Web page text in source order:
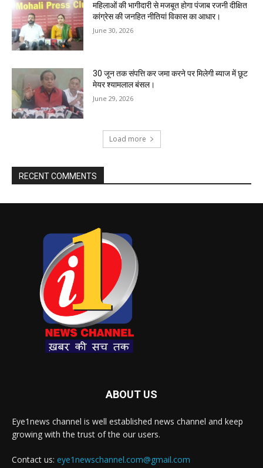
महिलाओं की भागीदारी से मजबूत होगा पंजाब रजनी दीक्षित
कांग्रेस की जनहित नीतियां विकास का आधार।
June 30, 2026
30 जून तक संपत्ति कर जमा करने पर मिलेगी ब्याज में छूट
मेयर श्यामलाल बंसल।
June 29, 2026
Load more
RECENT COMMENTS
ABOUT US
Eye1news channel is well established news channel and keep
growing with the trust of the our users.
Contact us: eye1newschannel.com@gmail.com